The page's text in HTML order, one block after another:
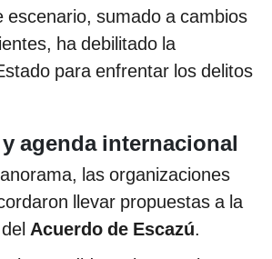
escenario, sumado a cambios
ha debilitado la
para enfrentar los delitos
agenda internacional
las organizaciones
llevar propuestas a la
Acuerdo de Escazú.